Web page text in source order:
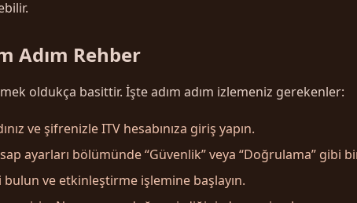
Adım Rehber
oldukça basittir. İşte adım adım izlemeniz gerekenler:
ve şifrenizle ITV hesabınıza giriş yapın.
ayarları bölümünde “Güvenlik” veya “Doğrulama” gibi
bulun ve etkinleştirme işlemine başlayın.